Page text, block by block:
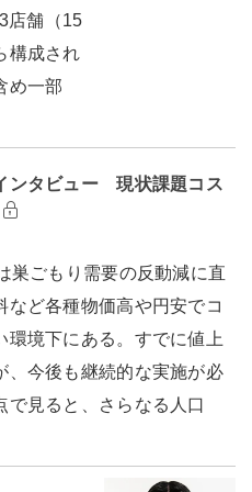
店舗（15
構成され
め一部
ンタビュー 現状課題コス
ごもり需要の反動減に直
ど各種物価高や円安でコ
環境下にある。すでに値上
、今後も継続的な実施が必
で見ると、さらなる人口